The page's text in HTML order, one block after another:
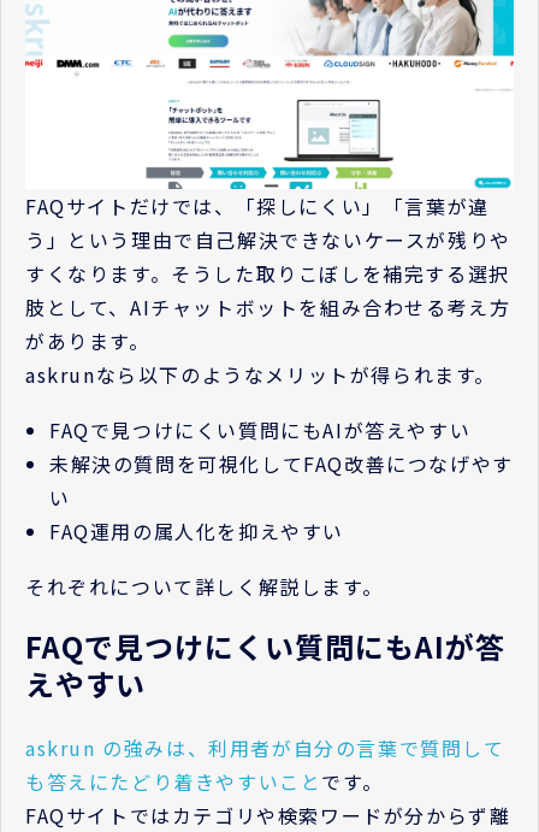
FAQサイトだけでは、「探しにくい」「言葉が違
う」という理由で自己解決できないケースが残りや
すくなります。そうした取りこぼしを補完する選択
肢として、AIチャットボットを組み合わせる考え方
があります。
askrunなら以下のようなメリットが得られます。
FAQで見つけにくい質問にもAIが答えやすい
未解決の質問を可視化してFAQ改善につなげやす
い
FAQ運用の属人化を抑えやすい
それぞれについて詳しく解説します。
FAQで見つけにくい質問にもAIが答
えやすい
askrun の強みは、利用者が自分の言葉で質問して
も答えにたどり着きやすいこと です。
FAQサイトではカテゴリや検索ワードが分からず離